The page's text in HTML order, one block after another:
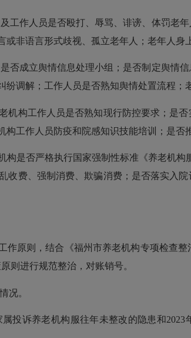
作人员是否殴打、辱骂、诽谤、体罚老年
非语言形式歧视、孤立老年人；老年人身
成立舆情信息处理小组；是否制定舆情
调解；工作人员是否熟知舆情处置流程；
构工作人员是否熟知现行防控要求；是否
工作人员防疫和院感知识技能培训；是否
否严格执行国家强制性标准《养老机构
收费、强制消费、欺骗消费；是否落实入
原则，结合《福州市养老机构专项检查整
则进行规范整治，对账销号。
况。
投诉养老机构服往年未整改的隐患和